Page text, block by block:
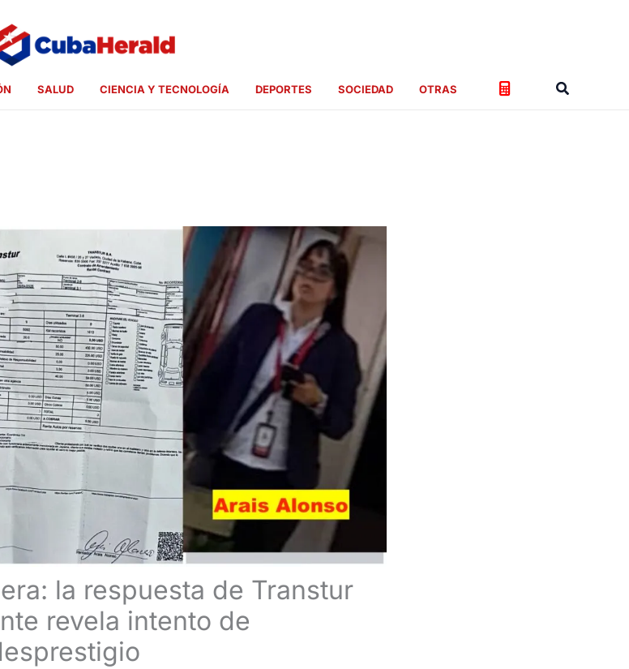
SALUD CIENCIA Y TECNOLOGÍA DEPORTES SOCIEDAD OTRAS Buscar
la respuesta de Transtur
revela intento de